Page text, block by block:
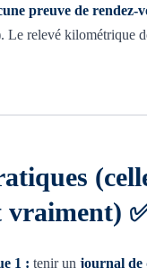
preuve de rendez-
Le relevé kilométrique
vraiment)
1 : tenir un journal de